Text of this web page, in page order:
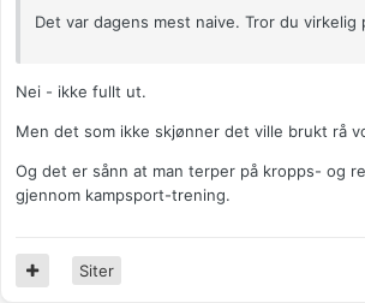
Det var dagens mest naive. Tror du virkelig
Nei - ikke fullt ut.
Men det som ikke skjønner det ville brukt rå
Og det er sånn at man terper på kropps- og
gjennom kampsport-trening.
Siter